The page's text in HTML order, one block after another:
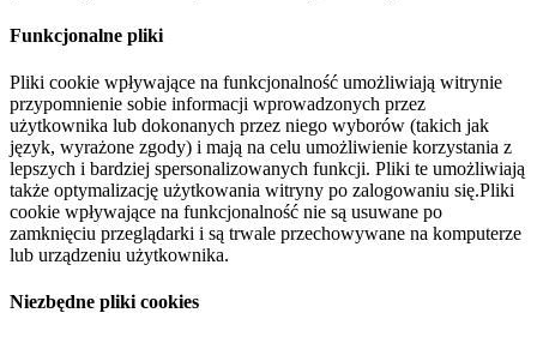
Funkcjonalne pliki
Pliki cookie wpływające na funkcjonalność umożliwiają witrynie
przypomnienie sobie informacji wprowadzonych przez
użytkownika lub dokonanych przez niego wyborów (takich jak
język, wyrażone zgody) i mają na celu umożliwienie korzystania z
lepszych i bardziej spersonalizowanych funkcji. Pliki te umożliwiają
także optymalizację użytkowania witryny po zalogowaniu się.Pliki
cookie wpływające na funkcjonalność nie są usuwane po
zamknięciu przeglądarki i są trwale przechowywane na komputerze
lub urządzeniu użytkownika.
Niezbędne pliki cookies